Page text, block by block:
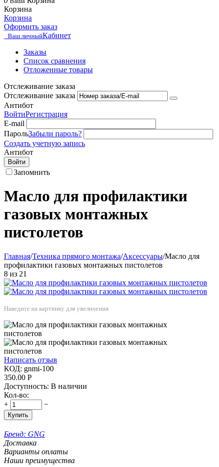
Корзина
Корзина
Оформить заказ
Ваш личныйКабинет
Заказы
Список сравнения
Отложенные товары
Отслеживание заказа
Отслеживание заказа
Антибот
ВойтиРегистрация
E-mail
ПарольЗабыли пароль?
Создать учетную запись
Антибот
Войти
Запомнить
Масло для профилактики
газовых монтажных
пистолетов
Главная/Техника прямого монтажа/Аксессуары/Масло для
профилактики газовых монтажных пистолетов
8 из 21
Наведите на картинку для увеличения
Написать отзыв
КОД: gnmi-100
350.00 Р
Доступность: В наличии
Кол-во:
+
−
Купить
Бренд: GNG
Доставка
Варианты оплаты
Наши преимущества